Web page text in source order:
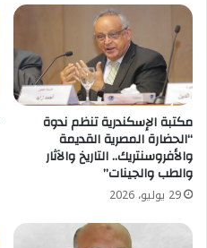
مكتبة الإسكندرية تنظم ندوة
“الحضارة المصرية القديمة
والأفروسنتريك.. التاريخ والآثار
والطب والجينات”
29 يوليو، 2026